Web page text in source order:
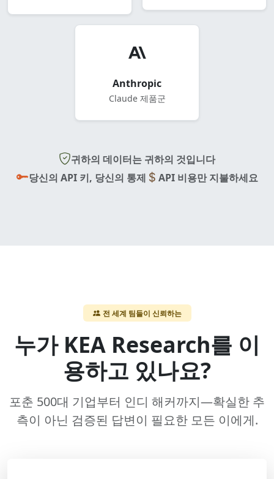
Anthropic
Claude 제품군
귀하의 데이터는 귀하의 것입니다
당신의 API 키, 당신의 통제
API 비용만 지불하세요
전 세계 팀들이 신뢰하는
누가 KEA Research를 이
용하고 있나요?
포춘 500대 기업부터 인디 해커까지—확실한 추
측이 아닌 검증된 답변이 필요한 모든 이에게.